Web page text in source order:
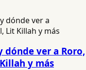
dónde ver a Roro,
y más